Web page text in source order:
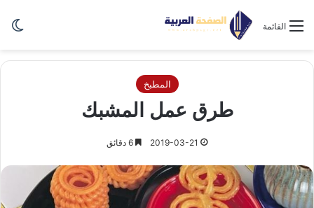
القائمة
المطبخ
طرق عمل المشبك
2019-03-21